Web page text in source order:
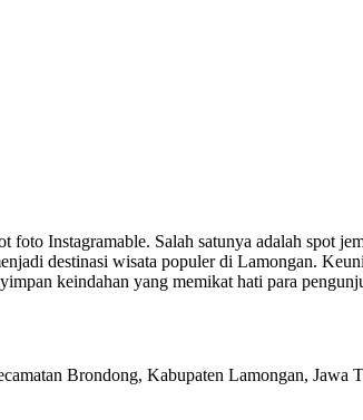
foto Instagramable. Salah satunya adalah spot
destinasi wisata populer di Lamongan.
keindahan yang memikat hati para
Brondong, Kabupaten Lamongan, Jawa